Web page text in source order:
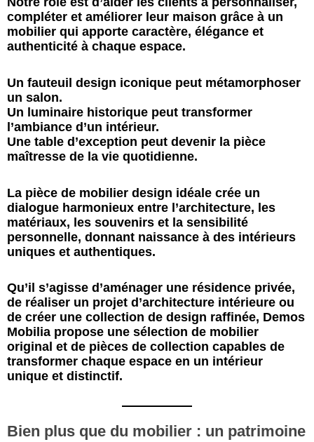
compléter et améliorer leur maison grâce à un
mobilier qui apporte caractère, élégance et
authenticité à chaque espace.
Un fauteuil design iconique peut métamorphoser
un salon.
Un luminaire historique peut transformer
l’ambiance d’un intérieur.
Une table d’exception peut devenir la pièce
maîtresse de la vie quotidienne.
La pièce de mobilier design idéale crée un
dialogue harmonieux entre l’architecture, les
matériaux, les souvenirs et la sensibilité
personnelle, donnant naissance à des intérieurs
uniques et authentiques.
Qu’il s’agisse d’aménager une résidence privée,
de réaliser un projet d’architecture intérieure ou
de créer une collection de design raffinée, Demos
Mobilia propose une sélection de mobilier
original et de pièces de collection capables de
transformer chaque espace en un intérieur
unique et distinctif.
Bien plus que du mobilier : un patrimoine